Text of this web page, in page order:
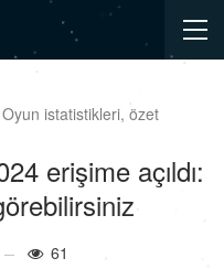
erişime açıldı:
61